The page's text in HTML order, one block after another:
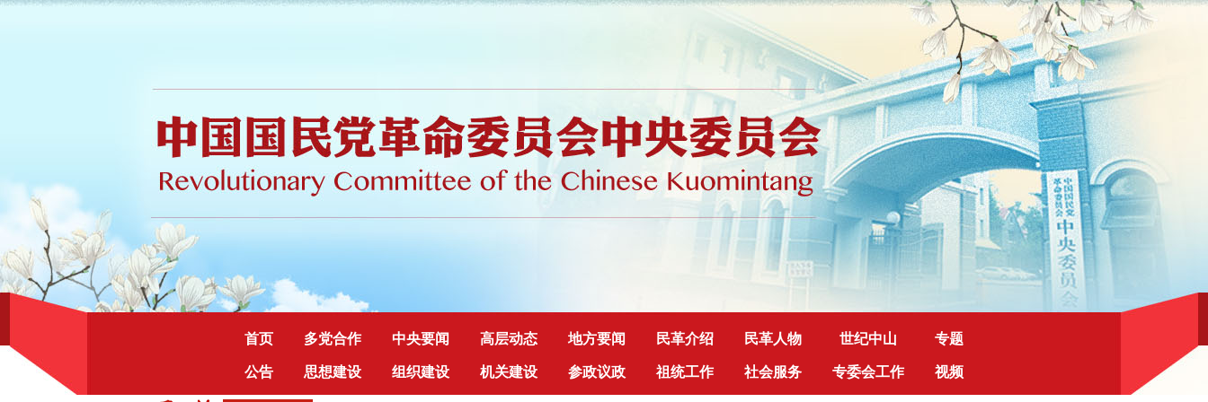
首页 多党合作 中央要闻 高层动态 地方要闻 民革介绍 民革人物 世纪中山 专题
公告 思想建设 组织建设 机关建设 参政议政 祖统工作 社会服务 专委会工作 视频